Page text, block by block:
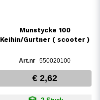
Munstycke 100
Keihin/Gurtner ( scooter )
550020100
€ 2,62